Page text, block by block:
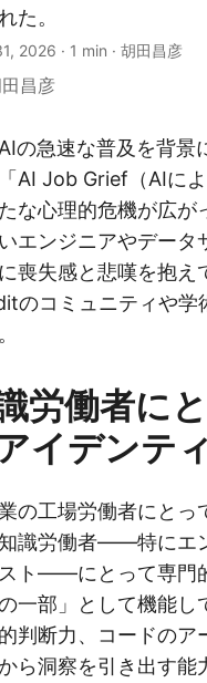
た。
2026 · 1 min · 胡田昌彦
昌彦
の急速な普及を背景
AI Job Grief（AIに
な心理的危機が広
エンジニアやデータ
喪失感と悲嘆を抱え
のコミュニティや学
労働者に
イデンテ
の工場労働者にと
識労働者——特にエ
ト——にとって専門
一部」として機能し
判断力、コードのア
ら洞察を引き出す能